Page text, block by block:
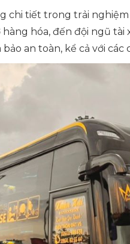
chi tiết trong trải
hóa, đến đội ngũ
an toàn, kể cả với các